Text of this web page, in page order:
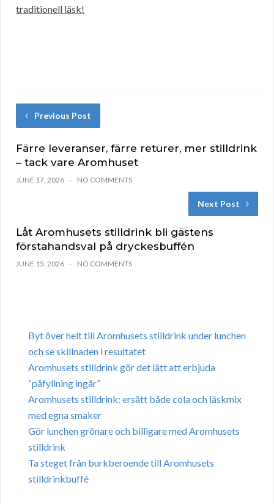
traditionell läsk!
Previous Post
Färre leveranser, färre returer, mer stilldrink
– tack vare Aromhuset
JUNE 17, 2026 NO COMMENTS
Next Post
Låt Aromhusets stilldrink bli gästens
förstahandsval på dryckesbuffén
JUNE 15, 2026 NO COMMENTS
Byt över helt till Aromhusets stilldrink under lunchen
och se skillnaden i resultatet
Aromhusets stilldrink gör det lätt att erbjuda
“påfyllning ingår”
Aromhusets stilldrink: ersätt både cola och läskmix
med egna smaker
Gör lunchen grönare och billigare med Aromhusets
stilldrink
Ta steget från burkberoende till Aromhusets
stilldrinkbuffé